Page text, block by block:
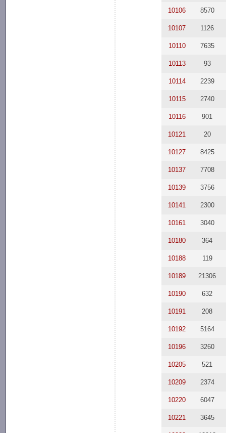
10106 8570
10107 1126
10110 7635
10113 93
10114 2239
10115 2740
10116 901
10121 20
10127 8425
10137 7708
10139 3756
10141 2300
10161 3040
10180 364
10188 119
10189 21306
10190 632
10191 208
10192 5164
10196 3260
10205 521
10209 2374
10220 6047
10221 3645